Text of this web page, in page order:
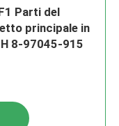
Parti del
principale in
8-97045-915